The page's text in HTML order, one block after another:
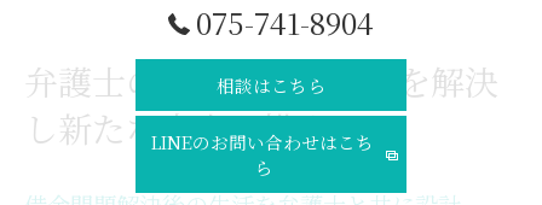
弁護士の助けで借金問題を解決
し新たな未来を描く
075-741-8904
相談はこちら
LINEのお問い合わせはこち
ら